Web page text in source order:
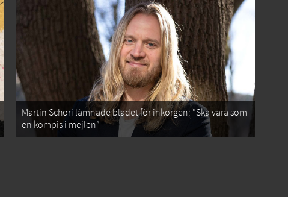
Martin Schori lämnade bladet för inkorgen: ”Ska vara som
en kompis i mejlen”